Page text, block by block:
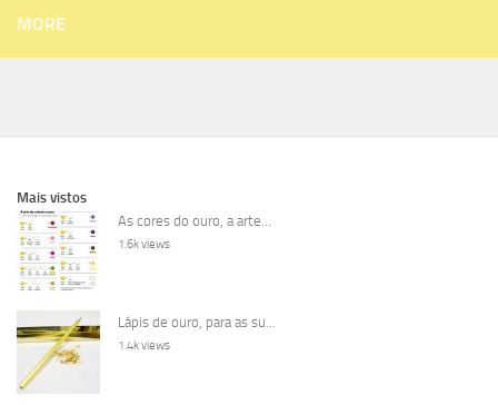
MORE
Mais vistos
As cores do ouro, a arte...
1.6k views
Lápis de ouro, para as su...
1.4k views